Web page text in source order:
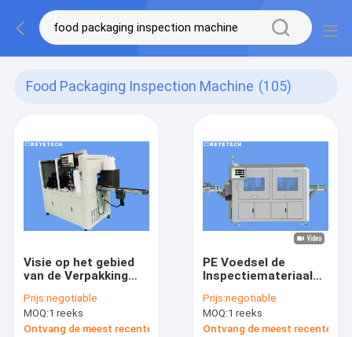
Food Packaging Inspection Machine (105)
Visie op het gebied
van de Verpakking
Inspectiemachine
met Kunstmatige
intelligentie
Prijs:negotiable
MOQ:1 reeks
Ontvang de meest recente Prijs
PE Voedsel de
Inspectiemateriaal
Verpakkingscontainers
met Online Camera
Prijs:negotiable
MOQ:1 reeks
Ontvang de meest recente